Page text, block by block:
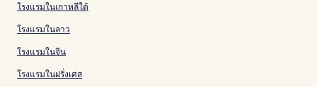
โรงแรมในเกาหลีใต้
โรงแรมในลาว
โรงแรมในจีน
โรงแรมในฝรั่งเศส